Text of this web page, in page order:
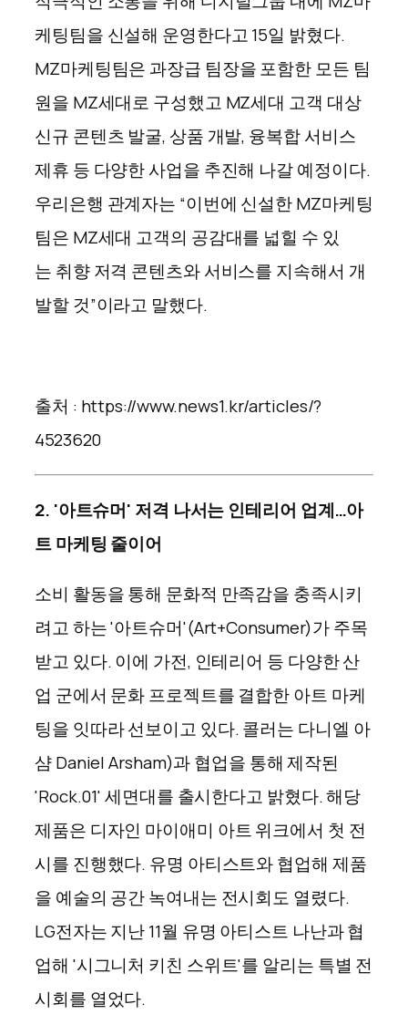
케팅팀을 신설해 운영한다고 15일 밝혔다.
MZ마케팅팀은 과장급 팀장을 포함한 모든 팀
원을 MZ세대로 구성했고 MZ세대 고객 대상
신규 콘텐츠 발굴, 상품 개발, 융복합 서비스
제휴 등 다양한 사업을 추진해 나갈 예정이다.
우리은행 관계자는 “이번에 신설한 MZ마케팅
팀은 MZ세대 고객의 공감대를 넓힐 수 있
는 취향 저격 콘텐츠와 서비스를 지속해서 개
발할 것”이라고 말했다.
출처 : https://www.news1.kr/articles/?
4523620
2. '아트슈머' 저격 나서는 인테리어 업계…아
트 마케팅 줄이어
소비 활동을 통해 문화적 만족감을 충족시키
려고 하는 '아트슈머'(Art+Consumer)가 주목
받고 있다. 이에 가전, 인테리어 등 다양한 산
업 군에서 문화 프로젝트를 결합한 아트 마케
팅을 잇따라 선보이고 있다. 콜러는 다니엘 아
샴 Daniel Arsham)과 협업을 통해 제작된
'Rock.01' 세면대를 출시한다고 밝혔다. 해당
제품은 디자인 마이애미 아트 위크에서 첫 전
시를 진행했다. 유명 아티스트와 협업해 제품
을 예술의 공간 녹여내는 전시회도 열렸다.
LG전자는 지난 11월 유명 아티스트 나난과 협
업해 '시그니처 키친 스위트'를 알리는 특별 전
시회를 열었다.